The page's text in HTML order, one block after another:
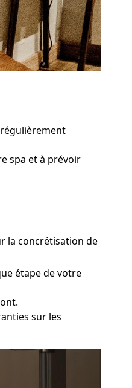
spa et à prévoir
la concrétisation de
étape de votre
sur les